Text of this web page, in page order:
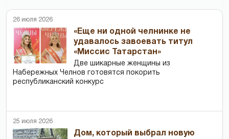
26 июля 2026
«Еще ни одной челнинке не
удавалось завоевать титул
«Миссис Татарстан»
Две шикарные женщины из
Набережных Челнов готовятся покорить
республиканский конкурс
25 июля 2026
Дом, который выбрал новую